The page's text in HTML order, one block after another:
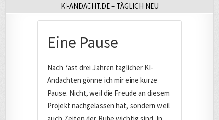
KI-ANDACHT.DE – TÄGLICH NEU